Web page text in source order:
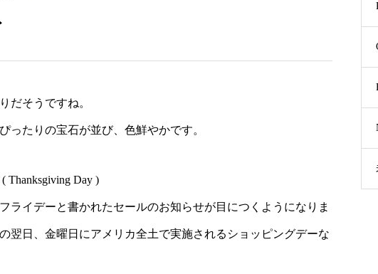
だそうですね。
ったりの宝石が並び、色鮮やかです。
Thanksgiving Day )
ライデーと書かれたセールのお知らせが目につくようになりま
翌日、金曜日にアメリカ全土で実施されるショッピングデーな